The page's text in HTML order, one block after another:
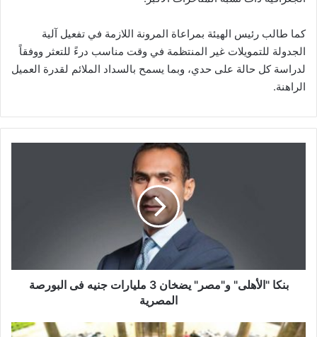
كما طالب رئيس الهيئة بمراعاة المرونة اللازمة في تفعيل آلية
الجدولة للتمويلات غير المنتظمة في وقت مناسب درءً للتعثر ووفقاً
لدراسة كل حالة على حدي، وبما يسمح بالسداد الملائم لقدرة العميل
الراهنة.
البورصة
المصرية
بنكا "الأهلى" و"مصر" يضخان 3 مليارات جنيه فى البورصة
المصرية
"مصر